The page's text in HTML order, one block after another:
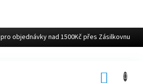
pro objednávky nad 1500Kč přes Zásilkovnu